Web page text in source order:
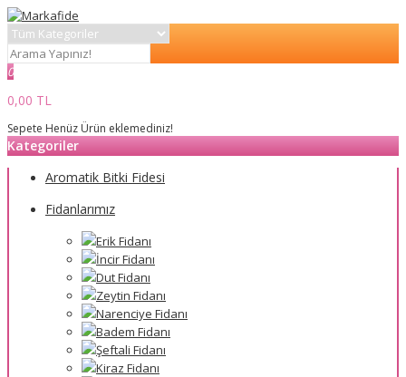
0
0,00 TL
Sepete Henüz Ürün eklemediniz!
Kategoriler
Aromatik Bitki Fidesi
Fidanlarımız
Erik Fidanı
İncir Fidanı
Dut Fidanı
Zeytin Fidanı
Narenciye Fidanı
Badem Fidanı
Şeftali Fidanı
Kiraz Fidanı